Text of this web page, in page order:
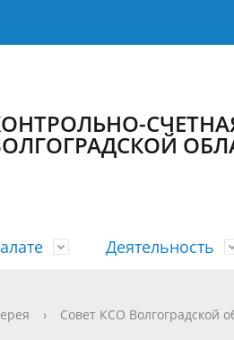
Структура
Деятельность
Сводные
Медиагалерея
График
служба
› Совет КСО Волгоградской